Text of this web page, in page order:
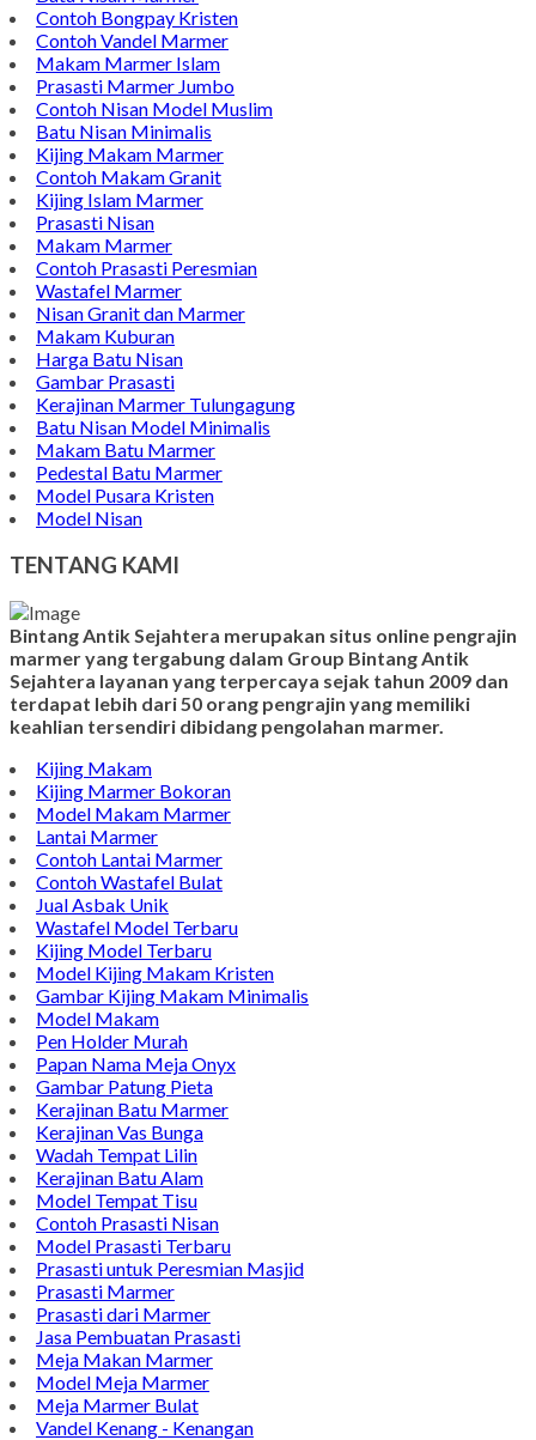
Contoh Bongpay Kristen
Contoh Vandel Marmer
Makam Marmer Islam
Prasasti Marmer Jumbo
Contoh Nisan Model Muslim
Batu Nisan Minimalis
Kijing Makam Marmer
Contoh Makam Granit
Kijing Islam Marmer
Prasasti Nisan
Makam Marmer
Contoh Prasasti Peresmian
Wastafel Marmer
Nisan Granit dan Marmer
Makam Kuburan
Harga Batu Nisan
Gambar Prasasti
Kerajinan Marmer Tulungagung
Batu Nisan Model Minimalis
Makam Batu Marmer
Pedestal Batu Marmer
Model Pusara Kristen
Model Nisan
TENTANG KAMI
Bintang Antik Sejahtera merupakan situs online pengrajin
marmer yang tergabung dalam Group Bintang Antik
Sejahtera layanan yang terpercaya sejak tahun 2009 dan
terdapat lebih dari 50 orang pengrajin yang memiliki
keahlian tersendiri dibidang pengolahan marmer.
Kijing Makam
Kijing Marmer Bokoran
Model Makam Marmer
Lantai Marmer
Contoh Lantai Marmer
Contoh Wastafel Bulat
Jual Asbak Unik
Wastafel Model Terbaru
Kijing Model Terbaru
Model Kijing Makam Kristen
Gambar Kijing Makam Minimalis
Model Makam
Pen Holder Murah
Papan Nama Meja Onyx
Gambar Patung Pieta
Kerajinan Batu Marmer
Kerajinan Vas Bunga
Wadah Tempat Lilin
Kerajinan Batu Alam
Model Tempat Tisu
Contoh Prasasti Nisan
Model Prasasti Terbaru
Prasasti untuk Peresmian Masjid
Prasasti Marmer
Prasasti dari Marmer
Jasa Pembuatan Prasasti
Meja Makan Marmer
Model Meja Marmer
Meja Marmer Bulat
Vandel Kenang - Kenangan